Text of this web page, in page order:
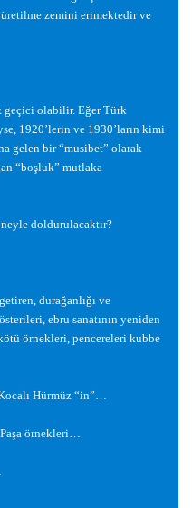
zemini erimektedir ve
geçici olabilir. Eğer Türk
1920’lerin ve 1930’ların kimi
gelen bir “musibet” olarak
“boşluk” mutlaka
doldurulacaktır?
durağanlığı ve
ebru sanatının yeniden
örnekleri, pencereleri kubbe
Hürmüz “in”…
şa örnekleri…